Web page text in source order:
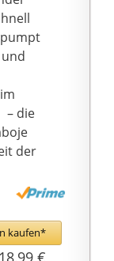
– die
der
im
kaufen*
18,99 €